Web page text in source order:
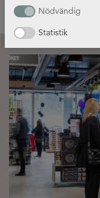
Nödvändig
Statistik